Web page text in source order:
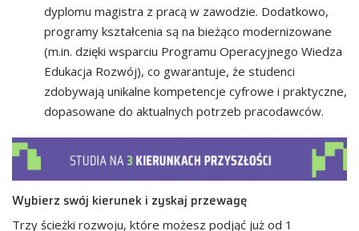
dyplomu magistra z pracą w zawodzie. Dodatkowo,
programy kształcenia są na bieżąco modernizowane
(m.in. dzięki wsparciu Programu Operacyjnego Wiedza
Edukacja Rozwój), co gwarantuje, że studenci
zdobywają unikalne kompetencje cyfrowe i praktyczne,
dopasowane do aktualnych potrzeb pracodawców.
Wybierz swój kierunek i zyskaj przewagę
Trzy ścieżki rozwoju, które możesz podjąć już od 1